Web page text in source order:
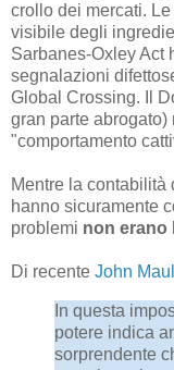
crollo dei mercati.
visibile degli
Sarbanes-Oxley Act
segnalazioni
Global Crossing. Il
gran parte abrogato)
"comportamento
Mentre la contabilità
hanno sicuramente
problemi non erano
Di recente John
In questa
potere indica
sorprendente